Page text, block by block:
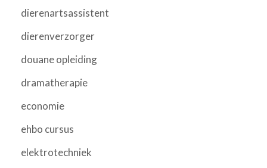
dierenartsassistent
dierenverzorger
douane opleiding
dramatherapie
economie
ehbo cursus
elektrotechniek